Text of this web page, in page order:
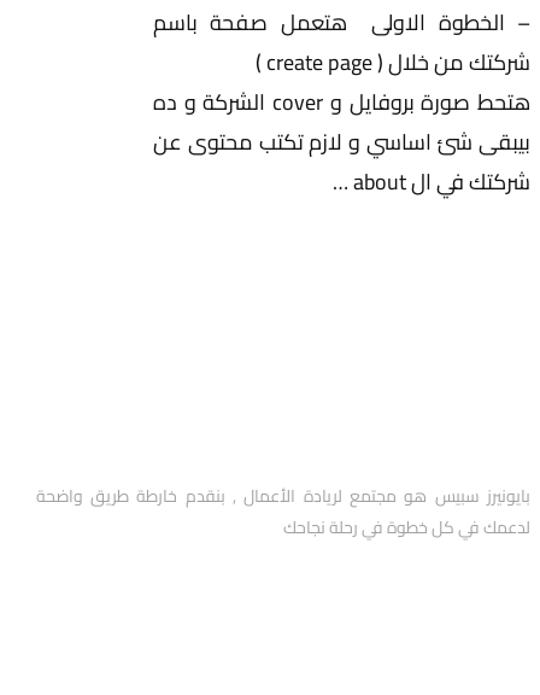
– الخطوة الاولى هتعمل صفحة باسم
شركتك من خلال ( create page )
هتحط صورة بروفايل و cover الشركة و ده
بيبقى شئ اساسي و لازم تكتب محتوى عن
شركتك في ال about …
بايونيرز سبيس هو مجتمع لريادة الأعمال , بنقدم خارطة طريق واضحة
لدعمك في كل خطوة في رحلة نجاحك